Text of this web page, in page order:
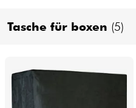
Verstärker & Effekte
Tasche für boxen (5)